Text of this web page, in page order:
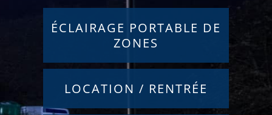
ÉCLAIRAGE PORTABLE DE
ZONES
LOCATION / RENTRÉE